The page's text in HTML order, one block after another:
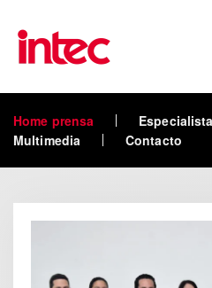
Skip to main content
Home prensa
Multimedia
Contacto